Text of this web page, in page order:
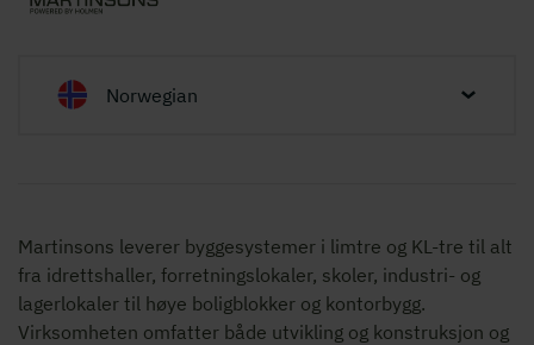
Norwegian
Martinsons leverer byggesystemer i limtre og KL-tre til alt
fra idrettshaller, forretningslokaler, skoler, industri- og
lagerlokaler til høye boligblokker og kontorbygg.
Virksomheten omfatter både utvikling og konstruksjon og